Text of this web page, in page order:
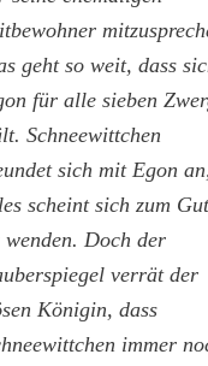
geht so weit, dass
für alle sieben
Schneewittchen
sich mit Egon
scheint sich zum
wenden. Doch der
verrät der
Königin, dass
immer